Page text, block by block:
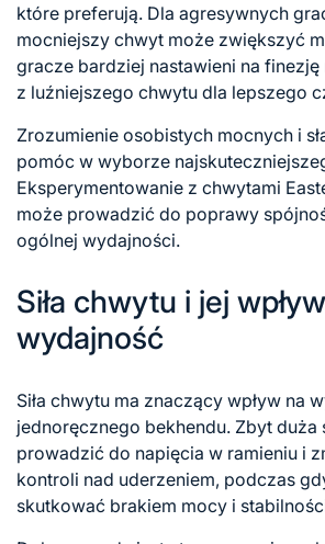
które preferują. Dla agresywnych
mocniejszy chwyt może zwiększyć
gracze bardziej nastawieni na
z luźniejszego chwytu dla lepszego
Zrozumienie osobistych mocnych i
pomóc w wyborze
Eksperymentowanie z chwytami
może prowadzić do poprawy
ogólnej wydajności.
Siła chwytu i jej
wydajność
Siła chwytu ma znaczący wpływ na
jednoręcznego bekhendu. Zbyt duża
prowadzić do napięcia w ramieniu i
kontroli nad uderzeniem, podczas
skutkować brakiem mocy i